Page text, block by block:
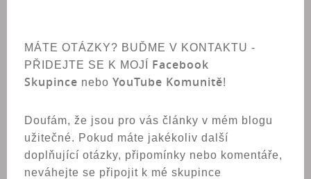
MÁTE OTÁZKY? BUĎME V KONTAKTU -
PŘIDEJTE SE K MOJÍ Facebook
Skupince nebo YouTube Komunitě!
Doufám, že jsou pro vás články v mém blogu
užitečné. Pokud máte jakékoliv další
doplňující otázky, připomínky nebo komentáře,
neváhejte se připojit k mé skupince